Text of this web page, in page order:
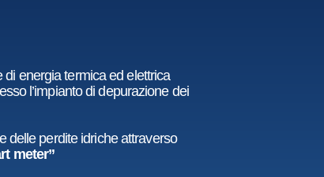
di energia termica ed elettrica
l’impianto di depurazione dei
delle perdite idriche attraverso
meter”